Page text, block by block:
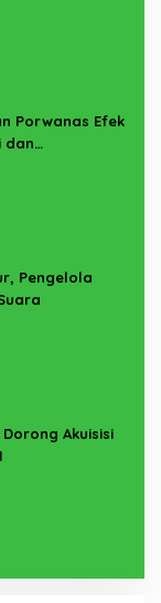
Porwanas Efek
dan
Pengelola
Dorong Akuisisi